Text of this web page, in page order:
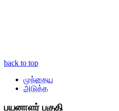
back to top
முந்தைய
அடுத்த
பயனாளர் பகுதி